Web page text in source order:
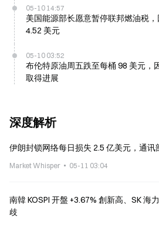
05-10 14:57
美国能源部长愿意暂停联邦燃油税
4.52 美元
05-10 03:52
布伦特原油周五跌至每桶 98 美元，
取得进展
深度解析
伊朗封锁网络每日损失 2.5 亿美元，通讯
Market Whisper 05-11 03:04
南韓 KOSPI 开盤 +3.67% 創新高、SK 海
歧